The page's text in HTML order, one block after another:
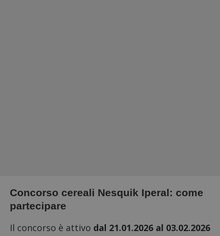
Concorso cereali Nesquik Iperal: come
partecipare
Il concorso è attivo dal 21.01.2026 al 03.02.2026